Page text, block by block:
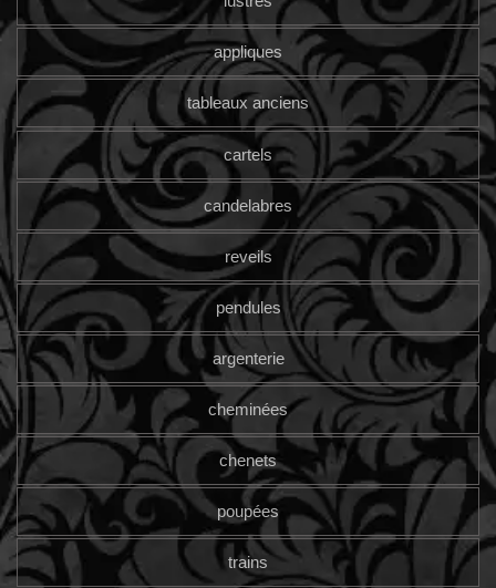
appliques
tableaux anciens
cartels
candelabres
reveils
pendules
argenterie
cheminées
chenets
poupées
trains